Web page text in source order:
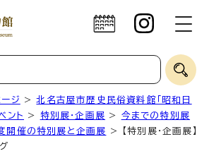
ージ >北名古屋市歴史民俗資料館「昭和日
ント > 特別展・企画展 > 今までの特別展
開催の特別展と企画展
> 【特別展・企画展】